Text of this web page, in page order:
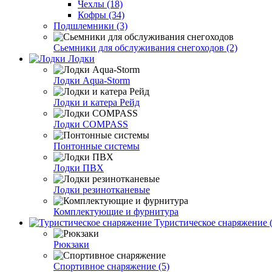
Чехлы (18)
Кофры (34)
Подшлемники (3)
Сьемники для обслуживания снегоходов (2)
Лодки
Лодки Aqua-Storm
Лодки и катера Рейд
Лодки COMPASS
Понтонные системы
Лодки ПВХ
Лодки резинотканевые
Комплектующие и фурнитура
Туристическое снаряжение
Рюкзаки
Спортивное снаряжение (5)